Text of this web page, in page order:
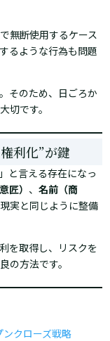
無断使用するケース
るような行為も問題
そのため、日ごろか
切です。
利化”が鍵
と言える存在になっ
匠） 、名前（商
実と同じように整備
を取得し、リスクを
の方法です。
クローズ戦略